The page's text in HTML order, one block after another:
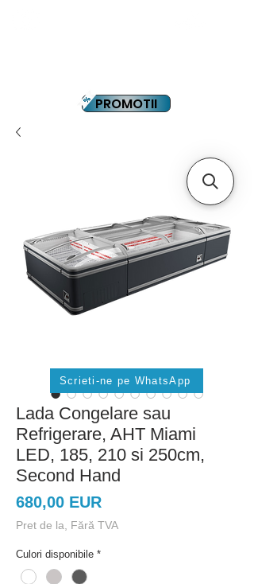
PROMOTII
Lada Congelare sau
Refrigerare, AHT Miami
LED, 185, 210 si 250cm,
Second Hand
680,00 EURPreț
Pret de la, Fără TVA
Culori disponibile *
Scrieti-ne pe WhatsApp